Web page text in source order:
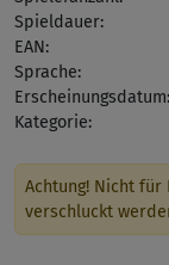
Spieldauer:
EAN:
Sprache:
Erscheinungsdatum:
Kategorie:
Achtung! Nicht für
verschluckt